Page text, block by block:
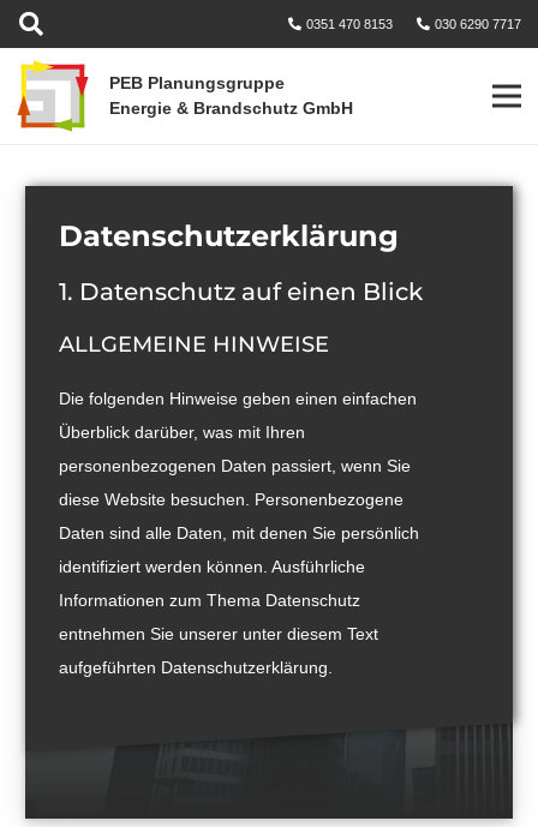
0351 470 8153 030 6290 7717
PEB Planungsgruppe
Energie & Brandschutz GmbH
Datenschutzerklärung
1. Datenschutz auf einen Blick
ALLGEMEINE HINWEISE
Die folgenden Hinweise geben einen einfachen
Überblick darüber, was mit Ihren
personenbezogenen Daten passiert, wenn Sie
diese Website besuchen. Personenbezogene
Daten sind alle Daten, mit denen Sie persönlich
identifiziert werden können. Ausführliche
Informationen zum Thema Datenschutz
entnehmen Sie unserer unter diesem Text
aufgeführten Datenschutzerklärung.